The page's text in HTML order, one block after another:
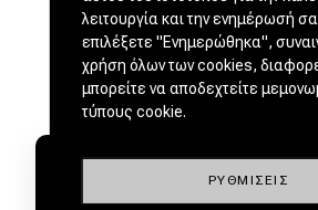
λειτουργία και την ενημέρωσή
επιλέξετε "Ενημερώθηκα",
χρήση όλων των cookies,
μπορείτε να αποδεχτείτε
τύπους cookie.
ΡΥΘΜΊΣΕΙΣ